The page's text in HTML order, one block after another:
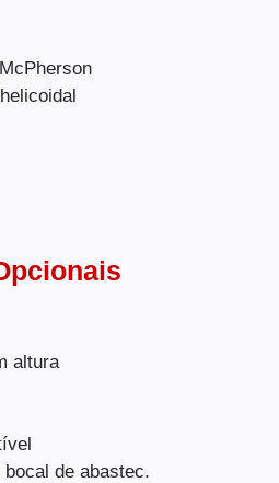
altura
de abastec.